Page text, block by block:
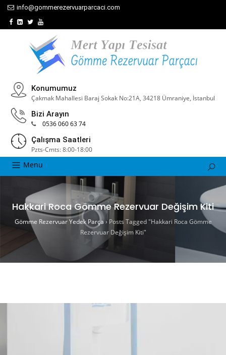
info@gommerezervuarparcaci.com
Konumumuz
Çakmak Mahallesi Baraj Sokak No:21A, 34218 Ümraniye, İstanbul
Bizi Arayın
0536 060 63 74
Çalışma Saatleri
Pzts-Cmts: 8:00-18:00
Menu
Hakkari Roca Gömme Rezervuar Değişim Kiti
Gömme Rezervuar Yedek Parça› Posts Tagged "Hakkari Roca Gömme
Rezervuar Değişim Kiti"